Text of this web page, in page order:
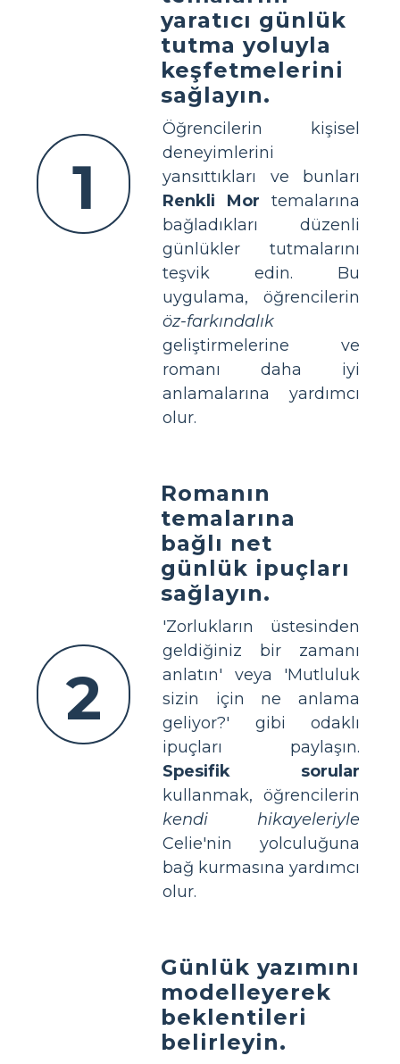
1
yaratıcı günlük
tutma yoluyla
keşfetmelerini
sağlayın.
Öğrencilerin kişisel
deneyimlerini
yansıttıkları ve bunları
Renkli Mor temalarına
bağladıkları düzenli
günlükler tutmalarını
teşvik edin. Bu
uygulama, öğrencilerin
öz-farkındalık
geliştirmelerine ve
romanı daha iyi
anlamalarına yardımcı
olur.
2
Romanın
temalarına
bağlı net
günlük ipuçları
sağlayın.
'Zorlukların üstesinden
geldiğiniz bir zamanı
anlatın' veya 'Mutluluk
sizin için ne anlama
geliyor?' gibi odaklı
ipuçları paylaşın.
Spesifik sorular
kullanmak, öğrencilerin
kendi hikayeleriyle
Celie'nin yolculuğuna
bağ kurmasına yardımcı
olur.
Günlük yazımını
modelleyerek
beklentileri
belirleyin.